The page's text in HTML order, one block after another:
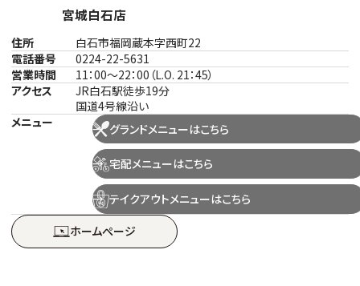
宮城白石店
住所
白石市福岡蔵本字西町22
電話番号
0224-22-5631
営業時間
11：00～22：00（L.O. 21：45）
アクセス
JR白石駅徒歩19分
国道4号線沿い
メニュー
グランドメニューはこちら
宅配メニューはこちら
テイクアウトメニューはこちら
ホームぺージ